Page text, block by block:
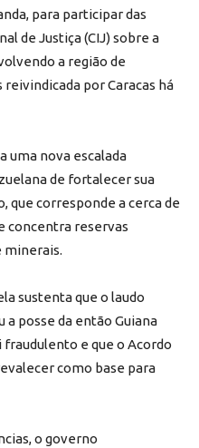
para participar das
de Justiça (CIJ) sobre a
a região de
reivindicada por Caracas há
uma nova escalada
de fortalecer sua
corresponde a cerca de
concentra reservas
minerais.
sustenta que o laudo
a posse da então Guiana
e que o Acordo
como base para
o governo